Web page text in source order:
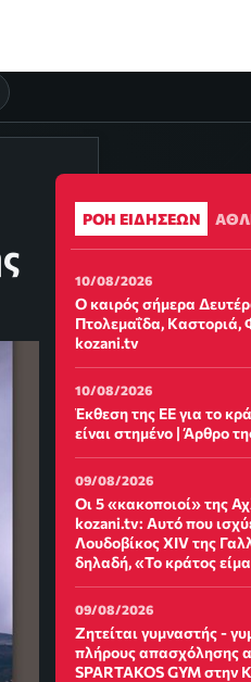
ΡΟΗ ΕΙΔΗΣΕΩΝ
10/08/2026
Ο καιρός σήμερα
Πτολεμαΐδα, Καστοριά,
kozani.tv
10/08/2026
Έκθεση της ΕΕ για το
είναι στημένο | Άρθρο
09/08/2026
Οι 5 «κακοποιοί» της
kozani.tv: Αυτό που
Λουδοβίκος XIV της
δηλαδή, «Το κράτος
09/08/2026
Ζητείται γυμναστής -
πλήρους απασχόλησης
SPARTAKOS GYM στην